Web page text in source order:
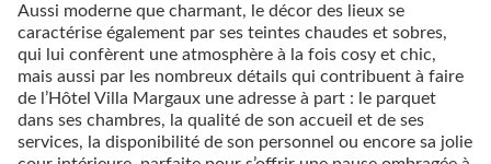
Aussi moderne que charmant, le décor des lieux se
caractérise également par ses teintes chaudes et sobres,
qui lui confèrent une atmosphère à la fois cosy et chic,
mais aussi par les nombreux détails qui contribuent à faire
de l’Hôtel Villa Margaux une adresse à part : le parquet
dans ses chambres, la qualité de son accueil et de ses
services, la disponibilité de son personnel ou encore sa jolie